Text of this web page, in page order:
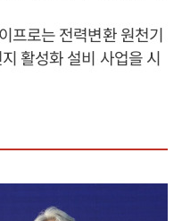
프로는 전력변환 원천기
활성화 설비 사업을 시